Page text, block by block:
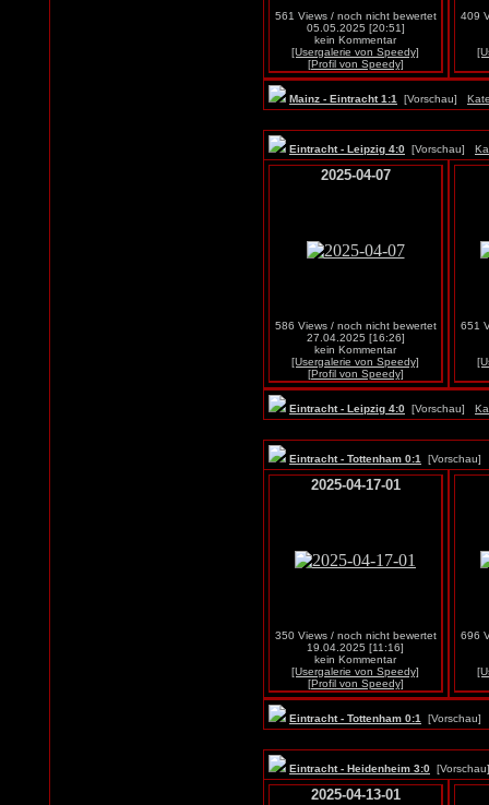
561 Views / noch nicht bewertet
05.05.2025 [20:51]
kein Kommentar
[Usergalerie von Speedy]
[Profil von Speedy]
409
Mainz - Eintracht 1:1 [Vorschau]
Eintracht - Leipzig 4:0 [Vorschau]
2025-04-07
586 Views / noch nicht bewertet
27.04.2025 [16:26]
kein Kommentar
[Usergalerie von Speedy]
[Profil von Speedy]
651
Eintracht - Leipzig 4:0 [Vorschau]
Eintracht - Tottenham 0:1
2025-04-17-01
350 Views / noch nicht bewertet
19.04.2025 [11:16]
kein Kommentar
[Usergalerie von Speedy]
[Profil von Speedy]
696
Eintracht - Tottenham 0:1
Eintracht - Heidenheim 3:0
2025-04-13-01